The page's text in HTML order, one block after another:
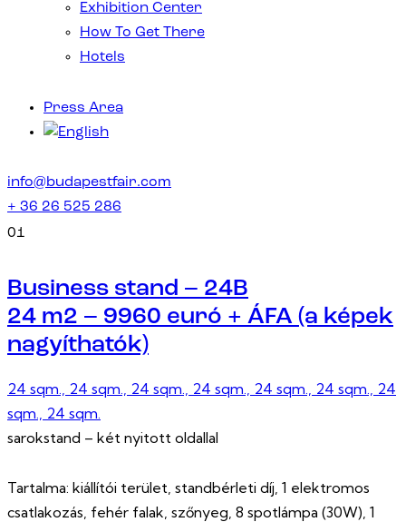
Exhibition Center
How To Get There
Hotels
Press Area
info@budapestfair.com
+ 36 26 525 286
01
Business stand – 24B
24 m2 – 9960 euró + ÁFA (a képek
nagyíthatók)
24 sqm., 24 sqm., 24 sqm., 24 sqm., 24 sqm., 24 sqm., 24
sqm., 24 sqm.
sarokstand – két nyitott oldallal
Tartalma: kiállítói terület, standbérleti díj, 1 elektromos
csatlakozás, fehér falak, szőnyeg, 8 spotlámpa (30W), 1